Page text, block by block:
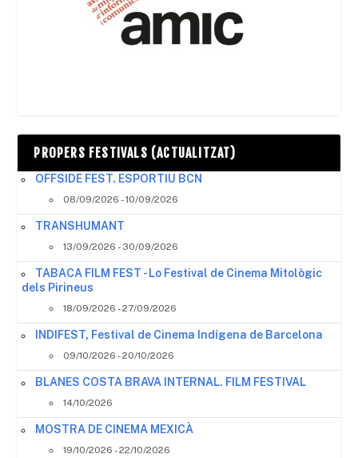
PROPERS FESTIVALS (ACTUALITZAT)
OFFSIDE FEST. ESPORTIU BCN
08/09/2026 - 10/09/2026
TRANSHUMANT
13/09/2026 - 30/09/2026
TABACA FILM FEST - Lo Festival de Cinema Mitològic
dels Pirineus
18/09/2026 - 27/09/2026
INDIFEST, Festival de Cinema Indígena de Barcelona
09/10/2026 - 20/10/2026
BLANES COSTA BRAVA INTERNAL. FILM FESTIVAL
14/10/2026
MOSTRA DE CINEMA MEXICÀ
19/10/2026 - 22/10/2026